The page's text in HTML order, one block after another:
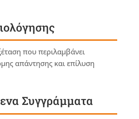
που περιλαμβάνει
απάντησης και επίλυση
Συγγράμματα